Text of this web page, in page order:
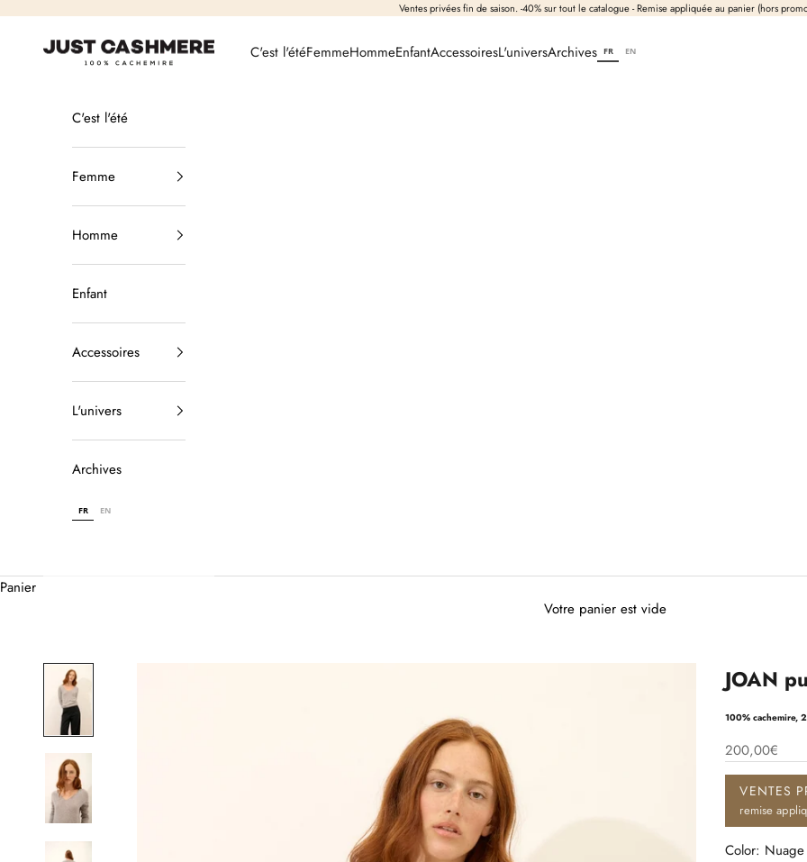
Ventes privées fin de saison. -40% sur tout le catalogue - Remise appliquée au panier (hors
Just Cashmere C'est l'étéFemmeHommeEnfantAccessoiresL'universArchives FR EN
C'est l'été
Femme
Homme
Enfant
Accessoires
L'univers
Archives
FR EN
Panier
Votre panier est vide
JOAN
100% cachemire,
200,00€
VENTES
remise
Color: